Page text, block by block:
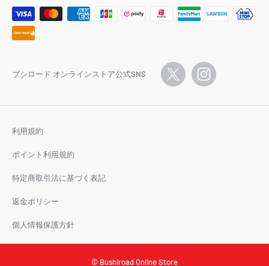
ブシロード オンラインストア公式SNS
利用規約
ポイント利用規約
特定商取引法に基づく表記
返金ポリシー
個人情報保護方針
© Bushiroad Online Store